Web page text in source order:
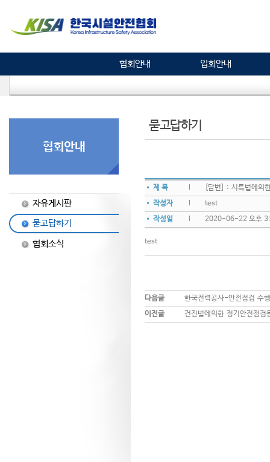
협회안내 입회안내
자유게시판
묻고답하기
협회소식
묻고답하기
• 제 목
[답변] : 시특법에의
• 작성자
test
• 작성일
2020-06-22 오후
test
다음글
한국전력공사-안전점검 수
이전글
건진법에의한 정기안전점검